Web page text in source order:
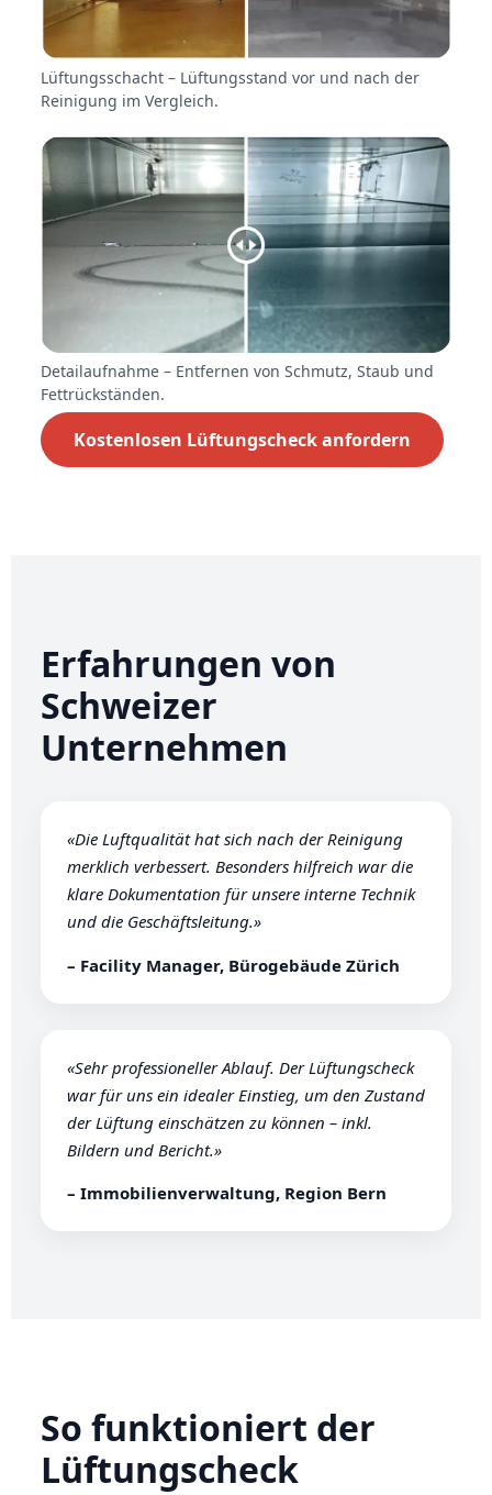
Lüftungsschacht – Lüftungsstand vor und nach der
Reinigung im Vergleich.
Detailaufnahme – Entfernen von Schmutz, Staub und
Fettrückständen.
Kostenlosen Lüftungscheck anfordern
Erfahrungen von
Schweizer
Unternehmen
«Die Luftqualität hat sich nach der Reinigung
merklich verbessert. Besonders hilfreich war die
klare Dokumentation für unsere interne Technik
und die Geschäftsleitung.»
– Facility Manager, Bürogebäude Zürich
«Sehr professioneller Ablauf. Der Lüftungscheck
war für uns ein idealer Einstieg, um den Zustand
der Lüftung einschätzen zu können – inkl.
Bildern und Bericht.»
– Immobilienverwaltung, Region Bern
So funktioniert der
Lüftungscheck